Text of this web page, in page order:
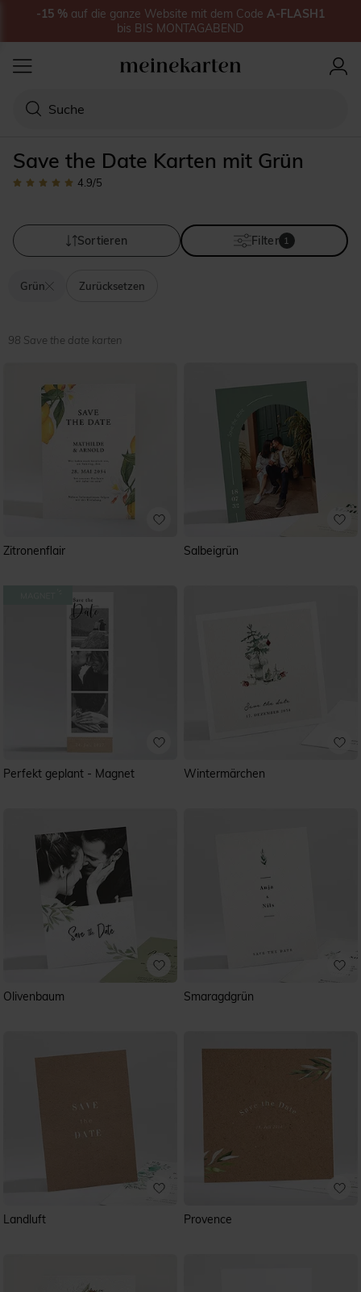
Save the Date Karten mit Grün
4.9/5
Sortieren Filter 1
Grün Zurücksetzen
98 Save the date karten
Zitronenflair Salbeigrün
Perfekt geplant - Magnet Wintermärchen
Olivenbaum Smaragdgrün
Landluft Provence
-15 % auf die ganze Website mit dem Code A-FLASH1
bis BIS MONTAGABEND